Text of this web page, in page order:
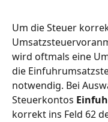
Um die Steuer
wird oftmals eine
die
notwendig. Bei
Steuerkontos
korrekt ins Feld 62